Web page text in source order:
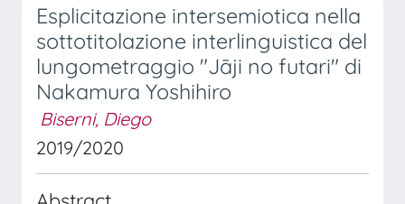
Esplicitazione intersemiotica nella
sottotitolazione interlinguistica del
lungometraggio "Jāji no futari" di
Nakamura Yoshihiro
Biserni, Diego
2019/2020